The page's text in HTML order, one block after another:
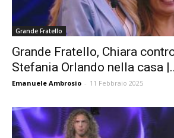
Grande Fratello
Grande Fratello, Chiara
Stefania Orlando nella casa
Emanuele Ambrosio - 11 Febbraio 2025